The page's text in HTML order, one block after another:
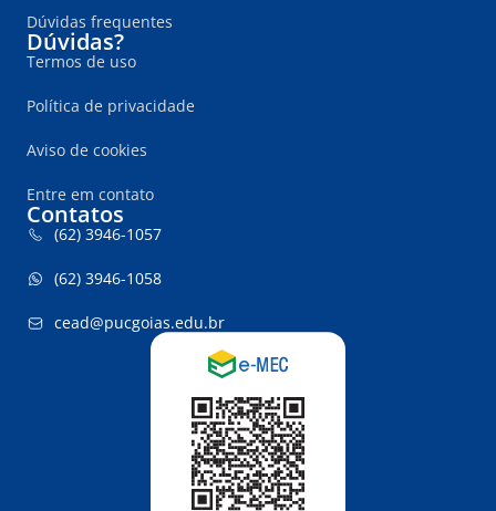
Dúvidas frequentes
Dúvidas?
Termos de uso
Política de privacidade
Aviso de cookies
Entre em contato
Contatos
(62) 3946-1057
(62) 3946-1058
cead@pucgoias.edu.br